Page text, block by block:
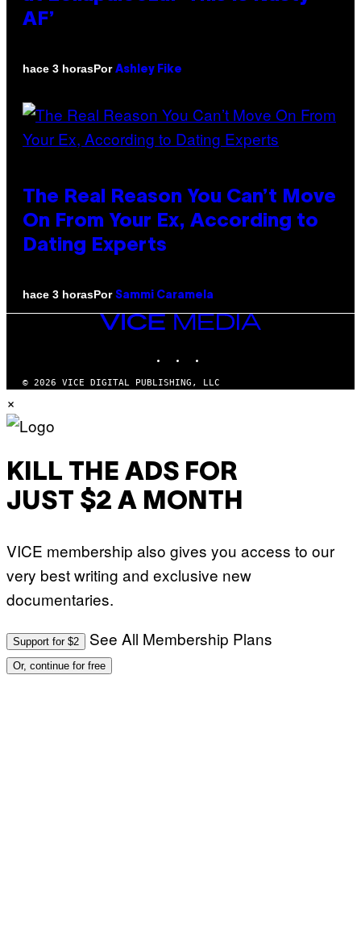
AF’
hace 3 horasPor Ashley Fike
The Real Reason You Can’t Move
On From Your Ex, According to
Dating Experts
hace 3 horasPor Sammi Caramela
VICE
MEDIA
© 2026 VICE DIGITAL PUBLISHING, LLC
×
KILL THE ADS FOR
JUST $2 A MONTH
VICE membership also gives you access to our
very best writing and exclusive new
documentaries.
Support for $2 See All Membership Plans
Or, continue for free